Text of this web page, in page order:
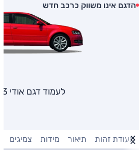
הדגם אינו משווק כרכב חדש
לעמוד דגם אודי A3
תעודת זהות תיאור מידות צמיגים